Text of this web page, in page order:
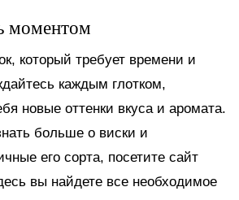
моментом
который требует времени и
каждым глотком,
новые оттенки вкуса и аромата.
больше о виски и
его сорта, посетите сайт
вы найдете все необходимое